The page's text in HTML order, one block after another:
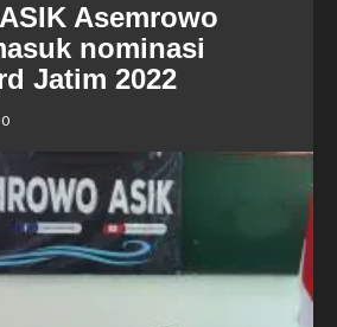
Asemrowo
nominasi
Jatim 2022
0